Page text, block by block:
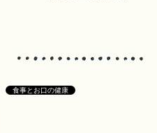
食事とお口の健康